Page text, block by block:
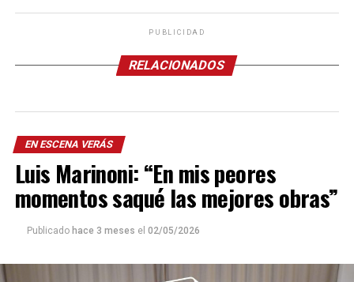
PUBLICIDAD
RELACIONADOS
EN ESCENA VERÁS
Luis Marinoni: “En mis peores
momentos saqué las mejores obras”
Publicado hace 3 meses el 02/05/2026